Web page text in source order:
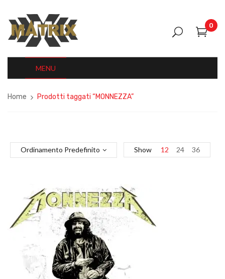
0
MENU
Home Prodotti taggati “MONNEZZA”
Ordinamento Predefinito Show 12 24 36